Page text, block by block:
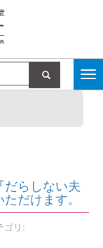
検索
らしない夫
だけます。
ゴリ: